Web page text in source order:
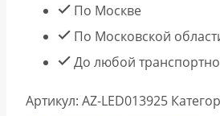
По Москве
По Московской
До любой
Артикул: АZ-LED013925